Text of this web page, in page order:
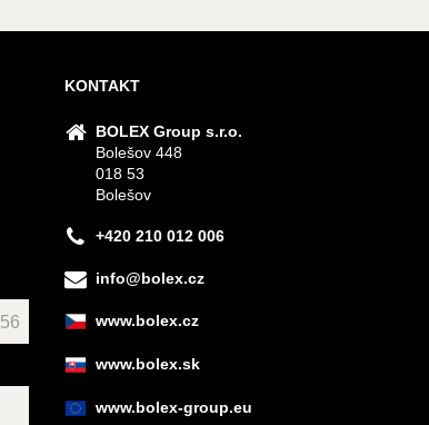
KONTAKT
BOLEX Group s.r.o.
Bolešov 448
018 53
Bolešov
+420 210 012 006
info@bolex.cz
www.bolex.cz
www.bolex.sk
www.bolex-group.eu